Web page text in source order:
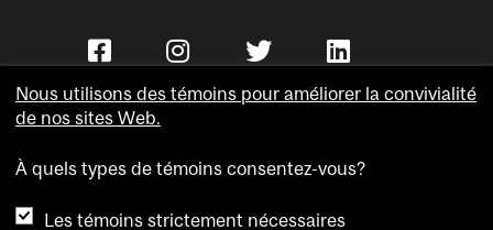
Nous utilisons des témoins pour améliorer la convivialité
de nos sites Web.
À quels types de témoins consentez-vous?
Les témoins strictement nécessaires